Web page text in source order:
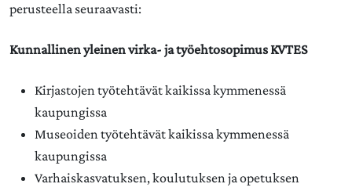
perusteella seuraavasti:
Kunnallinen yleinen virka- ja työehtosopimus KVTES
Kirjastojen työtehtävät kaikissa kymmenessä
kaupungissa
Museoiden työtehtävät kaikissa kymmenessä
kaupungissa
Varhaiskasvatuksen, koulutuksen ja opetuksen